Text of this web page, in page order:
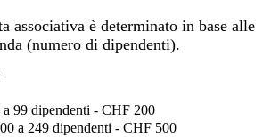
associativa è determinato in base alle
(numero di dipendenti).
a 99 dipendenti - CHF 200
a 249 dipendenti - CHF 500